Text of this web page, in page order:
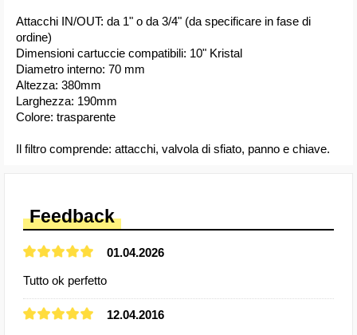
Attacchi IN/OUT: da 1" o da 3/4" (da specificare in fase di
ordine)
Dimensioni cartuccie compatibili: 10" Kristal
Diametro interno: 70 mm
Altezza: 380mm
Larghezza: 190mm
Colore: trasparente
Il filtro comprende: attacchi, valvola di sfiato, panno e chiave.
Feedback
01.04.2026
Tutto ok perfetto
12.04.2016